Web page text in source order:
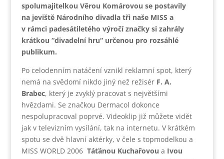
spolumajitelkou Věrou Komárovou se postavily
na jeviště Národního divadla tři naše MISS a
v rámci padesátiletého výročí značky si zahrály
krátkou “divadelní hru“ určenou pro rozsáhlé
publikum.
Po celodenním natáčení vznikl reklamní spot, který
nemá na svědomí nikdo jiný než režisér F. A.
Brabec, který je zvyklý pracovat s největšími
hvězdami. Se značkou Dermacol dokonce
nespolupracoval poprvé. Videoklip již můžete vidět
jak v televizním vysílání, tak na internetu. V krátkém
spotu se dvě hlavní aktérky, v čele s topmodelkou a
MISS WORLD 2006 Táťánou Kuchařovou a Ivou